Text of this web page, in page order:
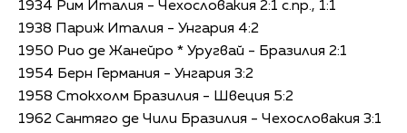
1934 Рим Италия - Чехословакия 2:1 с.пр., 1:1
1938 Париж Италия - Унгария 4:2
1950 Рио де Жанейро * Уругвай - Бразилия 2:1
1954 Берн Германия - Унгария 3:2
1958 Стокхолм Бразилия - Швеция 5:2
1962 Сантяго де Чили Бразилия - Чехословакия 3:1